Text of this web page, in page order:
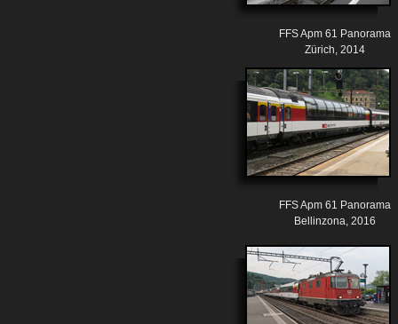
FFS Apm 61 Panorama
Zürich, 2014
FFS Apm 61 Panorama
Bellinzona, 2016